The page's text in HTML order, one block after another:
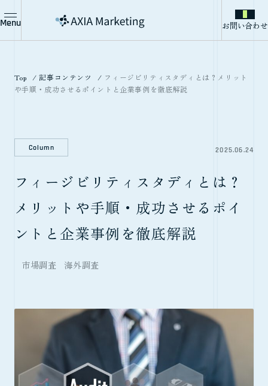
Menu お問い合わせ
Top 記事コンテンツ
フィージビリティスタディとは？メリット
や手順・成功させるポイントと企業事例を徹底解説
Column 2025.06.24
フィージビリティスタディとは？
メリットや手順・成功させるポイ
ントと企業事例を徹底解説
市場調査 海外調査